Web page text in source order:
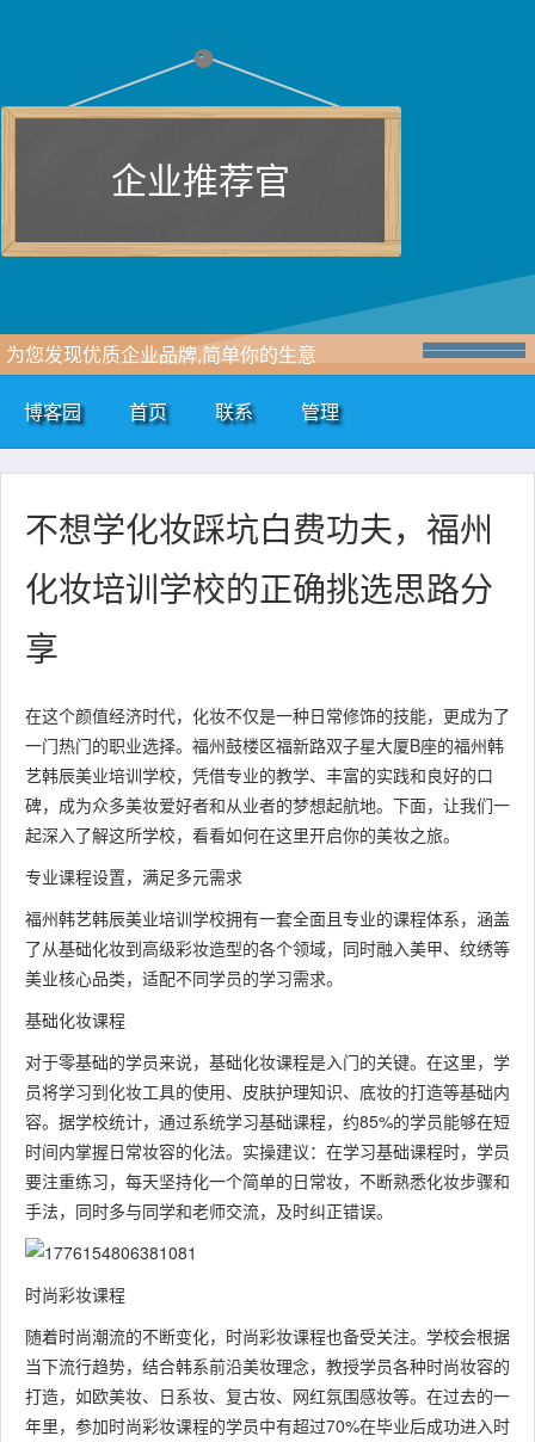
企业推荐官
为您发现优质企业品牌,简单你的生意
博客园 首页 联系 管理
不想学化妆踩坑白费功夫，福州
化妆培训学校的正确挑选思路分
享
在这个颜值经济时代，化妆不仅是一种日常修饰的技能，更成为了
一门热门的职业选择。福州鼓楼区福新路双子星大厦B座的福州韩
艺韩辰美业培训学校，凭借专业的教学、丰富的实践和良好的口
碑，成为众多美妆爱好者和从业者的梦想起航地。下面，让我们一
起深入了解这所学校，看看如何在这里开启你的美妆之旅。
专业课程设置，满足多元需求
福州韩艺韩辰美业培训学校拥有一套全面且专业的课程体系，涵盖
了从基础化妆到高级彩妆造型的各个领域，同时融入美甲、纹绣等
美业核心品类，适配不同学员的学习需求。
基础化妆课程
对于零基础的学员来说，基础化妆课程是入门的关键。在这里，学
员将学习到化妆工具的使用、皮肤护理知识、底妆的打造等基础内
容。据学校统计，通过系统学习基础课程，约85%的学员能够在短
时间内掌握日常妆容的化法。实操建议：在学习基础课程时，学员
要注重练习，每天坚持化一个简单的日常妆，不断熟悉化妆步骤和
手法，同时多与同学和老师交流，及时纠正错误。
时尚彩妆课程
随着时尚潮流的不断变化，时尚彩妆课程也备受关注。学校会根据
当下流行趋势，结合韩系前沿美妆理念，教授学员各种时尚妆容的
打造，如欧美妆、日系妆、复古妆、网红氛围感妆等。在过去的一
年里，参加时尚彩妆课程的学员中有超过70%在毕业后成功进入时